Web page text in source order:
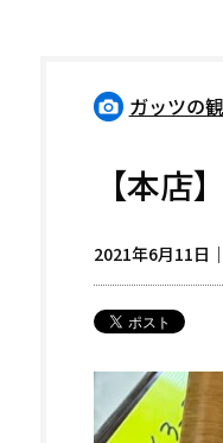
ガッツの
【本
2021年6月11日 ｜